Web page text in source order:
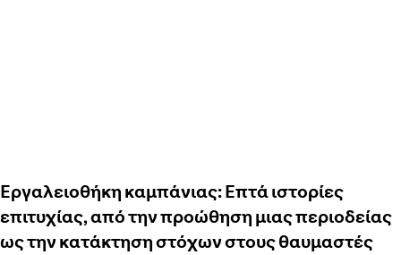
Εργαλειοθήκη καμπάνιας: Επτά ιστορίες
επιτυχίας, από την προώθηση μιας περιοδείας
ως την κατάκτηση στόχων στους θαυμαστές